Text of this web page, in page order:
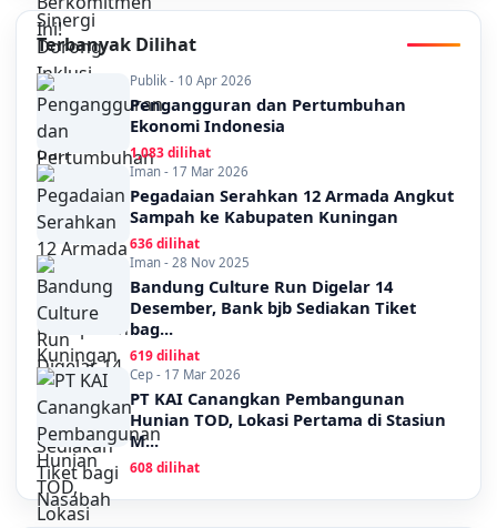
Terbanyak Dilihat
Publik - 10 Apr 2026
Pengangguran dan Pertumbuhan
Ekonomi Indonesia
1,083 dilihat
Iman - 17 Mar 2026
Pegadaian Serahkan 12 Armada Angkut
Sampah ke Kabupaten Kuningan
636 dilihat
Iman - 28 Nov 2025
Bandung Culture Run Digelar 14
Desember, Bank bjb Sediakan Tiket
bag...
619 dilihat
Cep - 17 Mar 2026
PT KAI Canangkan Pembangunan
Hunian TOD, Lokasi Pertama di Stasiun
M...
608 dilihat